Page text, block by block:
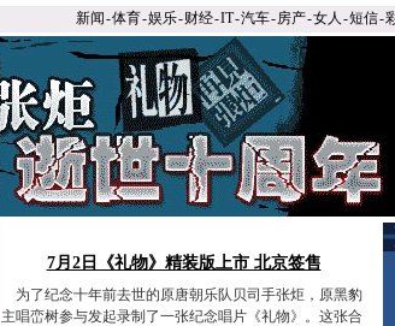
新闻-体育-娱乐-财经-IT-汽车-房产-女人 -短信-
7月2日《礼物》精装版上市 北京签售
为了纪念十年前去世的原唐朝乐队贝司手张炬，原黑豹
主唱峦树参与发起录制了一张纪念唱片《礼物》。这张合